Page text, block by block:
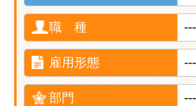
職 種
雇用形態
部門